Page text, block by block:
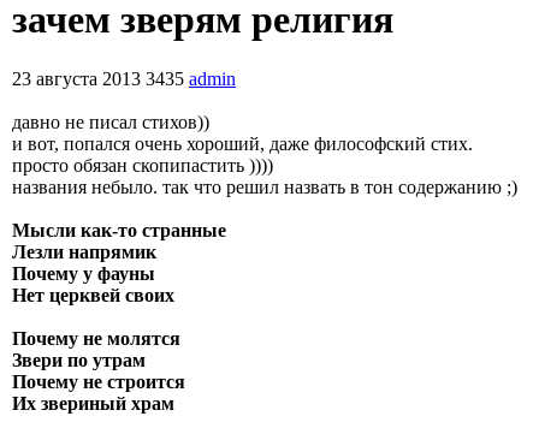
зачем зверям религия
23 августа 2013 3435 admin
давно не писал стихов))
и вот, попался очень хороший, даже философский стих.
просто обязан скопипастить ))))
названия небыло. так что решил назвать в тон содержанию ;)
Мысли как-то странные
Лезли напрямик
Почему у фауны
Нет церквей своих
Почему не молятся
Звери по утрам
Почему не строится
Их звериный храм